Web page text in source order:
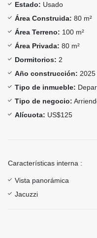
Estado: Usado
Área Construida: 80 m²
Área Terreno: 100 m²
Área Privada: 80 m²
Dormitorios: 2
Año construcción: 2025
Tipo de inmueble:
Tipo de negocio:
Alícuota: US$125
Características interna :
Vista panorámica
Jacuzzi